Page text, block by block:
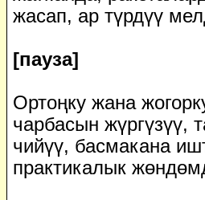
жасап, ар түрдүү
[пауза]
Ортоңку жана
чарбасын жүргүзүү,
чийүү, басмакана
практикалык